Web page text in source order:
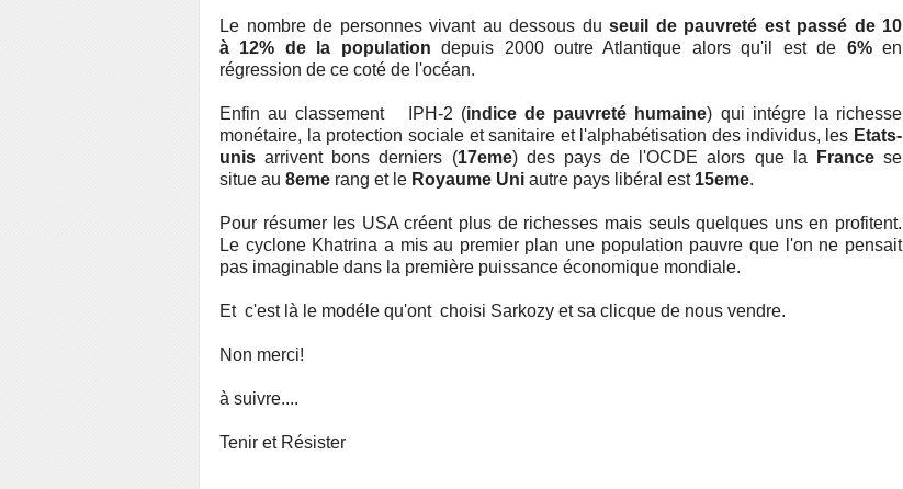
Le nombre de personnes vivant au dessous du seuil de pauvreté est passé de 10
à 12% de la population depuis 2000 outre Atlantique alors qu'il est de 6%en
régression de ce coté de l'océan.
Enfin au classement IPH-2 (indice de pauvreté humaine) qui intégre la richesse
monétaire, la protection sociale et sanitaire et l'alphabétisation des individus, les Etats-
unis arrivent bons derniers (17eme) des pays de l'OCDE alors que la Francese
situe au 8eme rang et le Royaume Uni autre pays libéral est 15eme.
Pour résumer les USA créent plus de richesses mais seuls quelques uns en profitent.
Le cyclone Khatrina a mis au premier plan une population pauvre que l'on ne pensait
pas imaginable dans la première puissance économique mondiale.
Et c'est là le modéle qu'ont choisi Sarkozy et sa clicque de nous vendre.
Non merci!
à suivre....
Tenir et Résister